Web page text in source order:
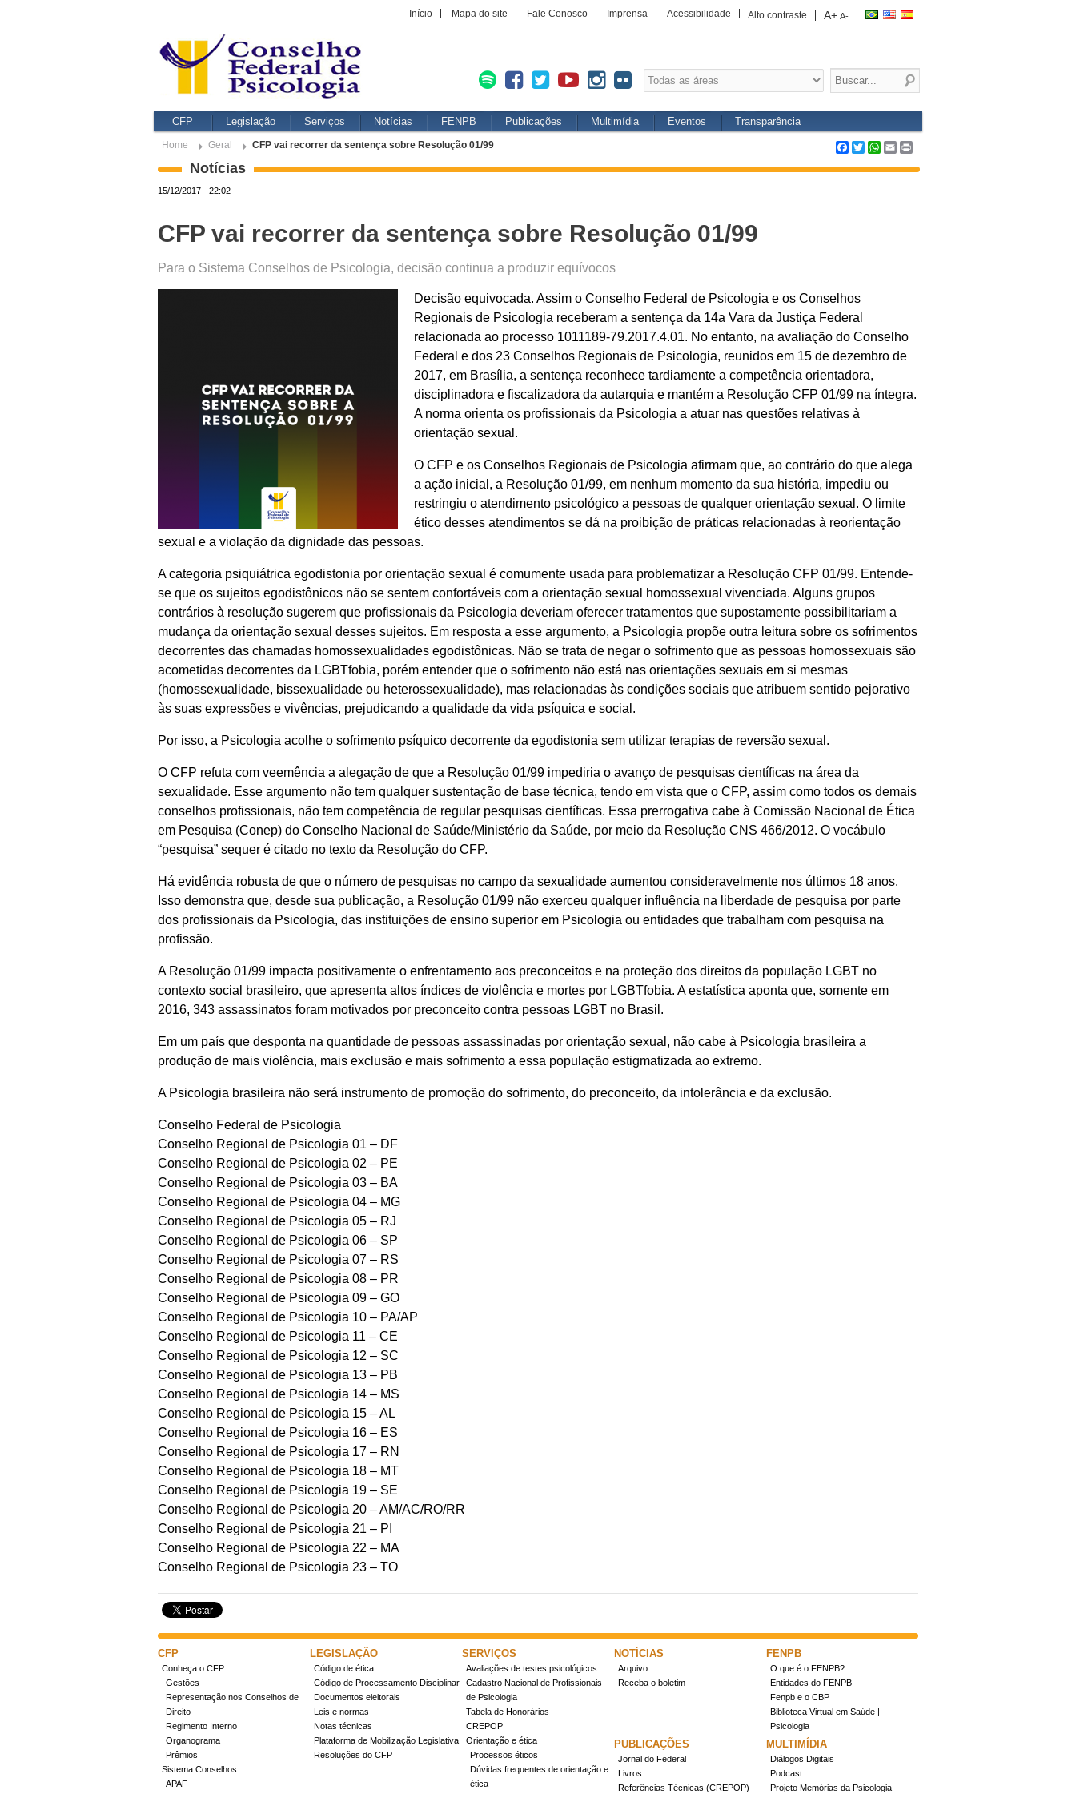
A+ A-
Alto contraste
Início Mapa do site Fale Conosco Imprensa Acessibilidade
CFP Legislação Serviços Notícias FENPB Publicações Multimídia Eventos Transparência
Home Geral CFP vai recorrer da sentença sobre Resolução 01/99 Facebook
TwitterWhatsApp
Email
Notícias
15/12/2017 - 22:02
CFP vai recorrer da sentença sobre Resolução 01/99
Para o Sistema Conselhos de Psicologia, decisão continua a produzir equívocos
Decisão equivocada. Assim o Conselho Federal de Psicologia e os Conselhos
Regionais de Psicologia receberam a sentença da 14a Vara da Justiça Federal
relacionada ao processo 1011189-79.2017.4.01. No entanto, na avaliação do Conselho
Federal e dos 23 Conselhos Regionais de Psicologia, reunidos em 15 de dezembro de
2017, em Brasília, a sentença reconhece tardiamente a competência orientadora,
disciplinadora e fiscalizadora da autarquia e mantém a Resolução CFP 01/99 na íntegra.
A norma orienta os profissionais da Psicologia a atuar nas questões relativas à
orientação sexual.
O CFP e os Conselhos Regionais de Psicologia afirmam que, ao contrário do que alega
a ação inicial, a Resolução 01/99, em nenhum momento da sua história, impediu ou
restringiu o atendimento psicológico a pessoas de qualquer orientação sexual. O limite
ético desses atendimentos se dá na proibição de práticas relacionadas à reorientação
sexual e a violação da dignidade das pessoas.
A categoria psiquiátrica egodistonia por orientação sexual é comumente usada para problematizar a Resolução CFP 01/99. Entende-
se que os sujeitos egodistônicos não se sentem confortáveis com a orientação sexual homossexual vivenciada. Alguns grupos
contrários à resolução sugerem que profissionais da Psicologia deveriam oferecer tratamentos que supostamente possibilitariam a
mudança da orientação sexual desses sujeitos. Em resposta a esse argumento, a Psicologia propõe outra leitura sobre os sofrimentos
decorrentes das chamadas homossexualidades egodistônicas. Não se trata de negar o sofrimento que as pessoas homossexuais são
acometidas decorrentes da LGBTfobia, porém entender que o sofrimento não está nas orientações sexuais em si mesmas
(homossexualidade, bissexualidade ou heterossexualidade), mas relacionadas às condições sociais que atribuem sentido pejorativo
às suas expressões e vivências, prejudicando a qualidade da vida psíquica e social.
Por isso, a Psicologia acolhe o sofrimento psíquico decorrente da egodistonia sem utilizar terapias de reversão sexual.
O CFP refuta com veemência a alegação de que a Resolução 01/99 impediria o avanço de pesquisas científicas na área da
sexualidade. Esse argumento não tem qualquer sustentação de base técnica, tendo em vista que o CFP, assim como todos os demais
conselhos profissionais, não tem competência de regular pesquisas científicas. Essa prerrogativa cabe à Comissão Nacional de Ética
em Pesquisa (Conep) do Conselho Nacional de Saúde/Ministério da Saúde, por meio da Resolução CNS 466/2012. O vocábulo
“pesquisa” sequer é citado no texto da Resolução do CFP.
Há evidência robusta de que o número de pesquisas no campo da sexualidade aumentou consideravelmente nos últimos 18 anos.
Isso demonstra que, desde sua publicação, a Resolução 01/99 não exerceu qualquer influência na liberdade de pesquisa por parte
dos profissionais da Psicologia, das instituições de ensino superior em Psicologia ou entidades que trabalham com pesquisa na
profissão.
A Resolução 01/99 impacta positivamente o enfrentamento aos preconceitos e na proteção dos direitos da população LGBT no
contexto social brasileiro, que apresenta altos índices de violência e mortes por LGBTfobia. A estatística aponta que, somente em
2016, 343 assassinatos foram motivados por preconceito contra pessoas LGBT no Brasil.
Em um país que desponta na quantidade de pessoas assassinadas por orientação sexual, não cabe à Psicologia brasileira a
produção de mais violência, mais exclusão e mais sofrimento a essa população estigmatizada ao extremo.
A Psicologia brasileira não será instrumento de promoção do sofrimento, do preconceito, da intolerância e da exclusão.
Conselho Federal de Psicologia
Conselho Regional de Psicologia 01 – DF
Conselho Regional de Psicologia 02 – PE
Conselho Regional de Psicologia 03 – BA
Conselho Regional de Psicologia 04 – MG
Conselho Regional de Psicologia 05 – RJ
Conselho Regional de Psicologia 06 – SP
Conselho Regional de Psicologia 07 – RS
Conselho Regional de Psicologia 08 – PR
Conselho Regional de Psicologia 09 – GO
Conselho Regional de Psicologia 10 – PA/AP
Conselho Regional de Psicologia 11 – CE
Conselho Regional de Psicologia 12 – SC
Conselho Regional de Psicologia 13 – PB
Conselho Regional de Psicologia 14 – MS
Conselho Regional de Psicologia 15 – AL
Conselho Regional de Psicologia 16 – ES
Conselho Regional de Psicologia 17 – RN
Conselho Regional de Psicologia 18 – MT
Conselho Regional de Psicologia 19 – SE
Conselho Regional de Psicologia 20 – AM/AC/RO/RR
Conselho Regional de Psicologia 21 – PI
Conselho Regional de Psicologia 22 – MA
Conselho Regional de Psicologia 23 – TO
CFP
Conheça o CFP
Gestões
Representação nos Conselhos de
Direito
Regimento Interno
Organograma
Prêmios
Sistema Conselhos
APAF
LEGISLAÇÃO
Código de ética
Código de Processamento Disciplinar
Documentos eleitorais
Leis e normas
Notas técnicas
Plataforma de Mobilização Legislativa
Resoluções do CFP
SERVIÇOS
Avaliações de testes psicológicos
Cadastro Nacional de Profissionais
de Psicologia
Tabela de Honorários
CREPOP
Orientação e ética
Processos éticos
Dúvidas frequentes de orientação e
ética
NOTÍCIAS
Arquivo
Receba o boletim
FENPB
O que é o FENPB?
Entidades do FENPB
Fenpb e o CBP
Biblioteca Virtual em Saúde |
Psicologia
PUBLICAÇÕES
Jornal do Federal
Livros
Referências Técnicas (CREPOP)
MULTIMÍDIA
Diálogos Digitais
Podcast
Projeto Memórias da Psicologia